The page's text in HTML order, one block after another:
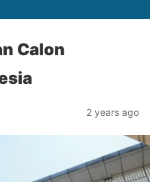
Calon
2 years ago